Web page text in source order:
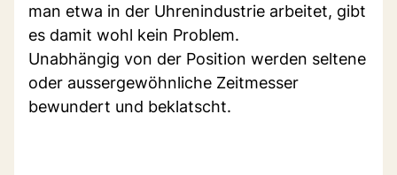
man etwa in der Uhrenindustrie arbeitet, gibt
es damit wohl kein Problem.
Unabhängig von der Position werden seltene
oder aussergewöhnliche Zeitmesser
bewundert und beklatscht.